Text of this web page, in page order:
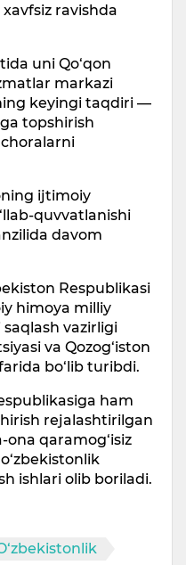
ravishda
uni Qo‘qon
markazi
keyingi taqdiri —
topshirish
ijtimoiy
quvvatlanishi
davom
Respublikasi
himoya milliy
vazirligi
va Qozog‘iston
bo‘lib turibdi.
ham
rejalashtirilgan
ona qaramog‘isiz
ishlari olib boriladi.